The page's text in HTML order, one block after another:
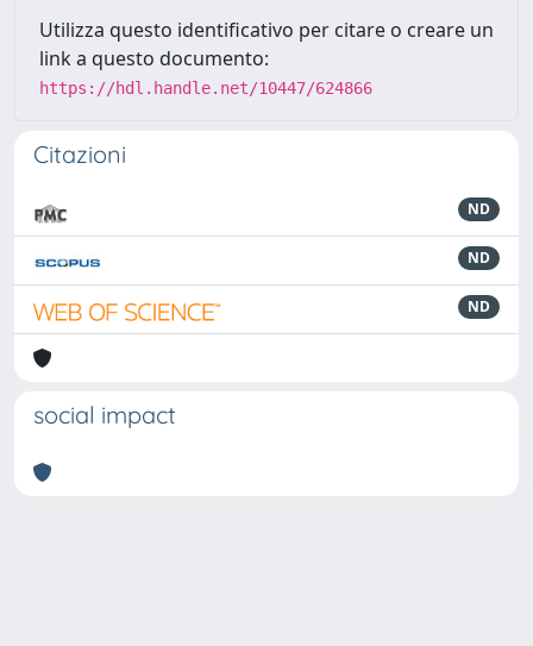
Utilizza questo identificativo per citare o creare un
link a questo documento:
https://hdl.handle.net/10447/624866
Citazioni
ND
ND
ND
social impact